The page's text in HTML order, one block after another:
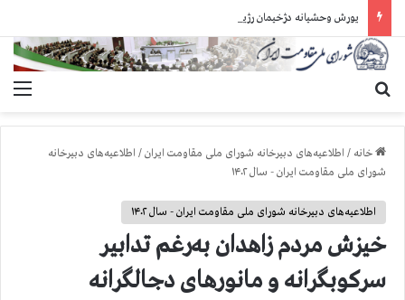
خانه / اطلاعیه‌های دبیرخانه شورای ملی مقاومت ایران/ اطلاعیه‌های دبیرخانه
شورای ملی مقاومت ایران - سال ۱۴۰۲
اطلاعیه‌های دبیرخانه شورای ملی مقاومت ایران - سال ۱۴۰۲
خيزش مردم زاهدان به‌رغم تدابیر
سرکوبگرانه و مانورهای دجالگرانه